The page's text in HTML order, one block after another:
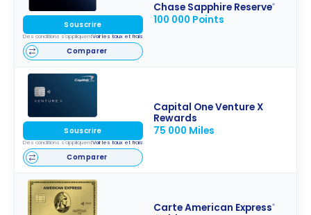
Chase Sapphire Reserve®
100 000 Points
Souscrire
Des conditions s'appliquentVoir les taux et frais
Comparer
Capital One Venture X
Rewards
75 000 Miles
Souscrire
Des conditions s'appliquentVoir les taux et frais
Comparer
Carte American Express®